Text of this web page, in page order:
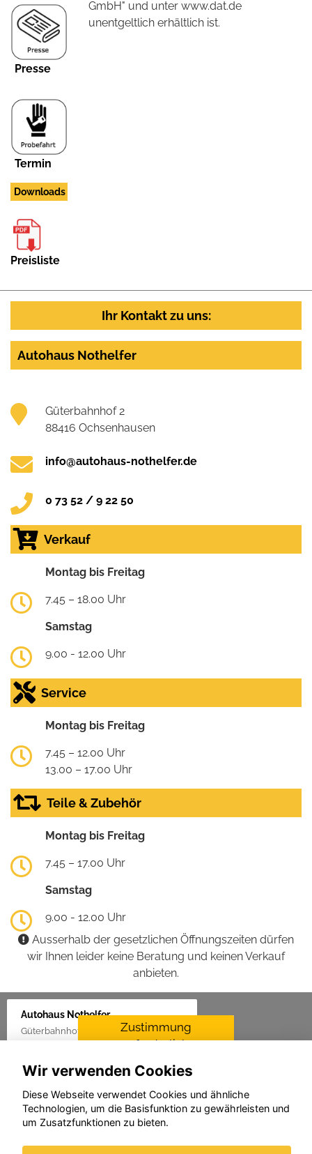
Presse
Termin
Downloads
Preisliste
GmbH" und unter www.dat.de
unentgeltlich erhältlich ist.
Ihr Kontakt zu uns:
Autohaus Nothelfer
Güterbahnhof 2
88416 Ochsenhausen
info@autohaus-nothelfer.de
0 73 52 / 9 22 50
Verkauf
Montag bis Freitag
7.45 – 18.00 Uhr
Samstag
9.00 - 12.00 Uhr
Service
Montag bis Freitag
7.45 – 12.00 Uhr
13.00 – 17.00 Uhr
Teile & Zubehör
Montag bis Freitag
7.45 – 17.00 Uhr
Samstag
9.00 - 12.00 Uhr
Ausserhalb der gesetzlichen Öffnungszeiten dürfen
wir Ihnen leider keine Beratung und keinen Verkauf
anbieten.
Autohaus Nothelfer
Güterbahnhof 2, 88416 Ochsenhausen
Zustimmung
erforderlich
Für die Aktivierung der
Navigationsdienste ist Ihre
Zustimmung zu den
Datenschutzrichtlinien vom
erforderlich.
Wir verwenden Cookies
Diese Webseite verwendet Cookies und ähnliche
Technologien, um die Basisfunktion zu gewährleisten und
um Zusatzfunktionen zu bieten.